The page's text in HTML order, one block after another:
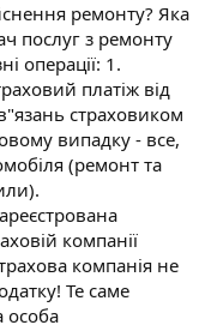
ремонту? Яка
послуг з ремонту
операції: 1.
платіж від
страховиком
випадку - все,
(ремонт та
компанії
компанія не
Те саме
особа